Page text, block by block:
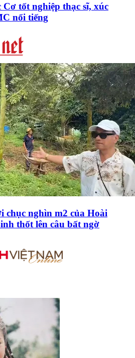
tốt nghiệp thạc sĩ, xúc
nổi tiếng
chục nghìn m2 của Hoài
thốt lên câu bất ngờ